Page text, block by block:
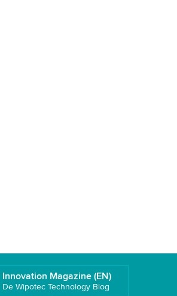
Innovation Magazine (EN)
De Wipotec Technology Blog